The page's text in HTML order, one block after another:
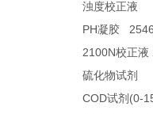
浊度校正液
PH凝胶
2100N校正液
硫化物试剂
COD试剂 (0-